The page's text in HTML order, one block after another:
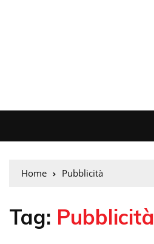
Home Pubblicità
Tag: Pubblicità